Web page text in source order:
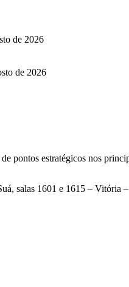
de 2026
de 2026
pontos estratégicos nos
salas 1601 e 1615 – Vitória